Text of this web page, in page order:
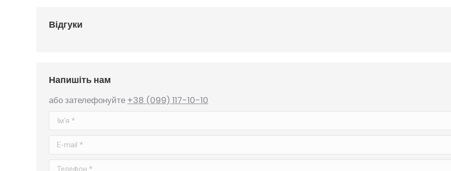
Відгуки
Напишіть нам
або зателефонуйте +38 (099) 117-10-10
Ім'я *
E-mail *
Телефон *